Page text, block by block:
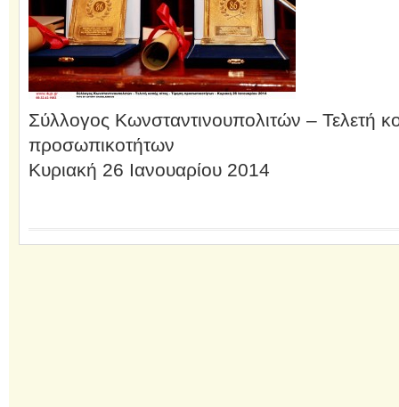
Σύλλογος Κωνσταντινουπολιτών – Τελετή
προσωπικοτήτων
Κυριακή 26 Ιανουαρίου 2014